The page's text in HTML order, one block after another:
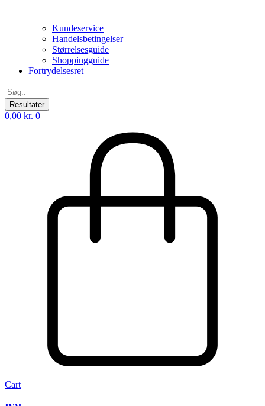
Kundeservice
Handelsbetingelser
Størrelsesguide
Shoppingguide
Fortrydelsesret
Search
...Resultater
0,00 kr. 0
Cart